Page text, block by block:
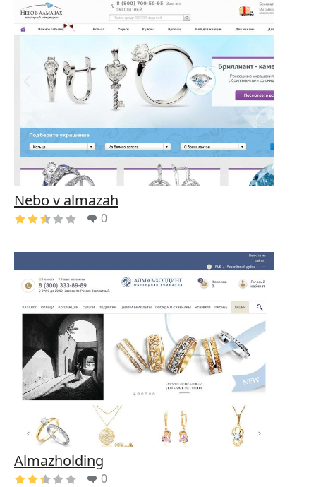
Nebo v almazah
0
Almazholding
0